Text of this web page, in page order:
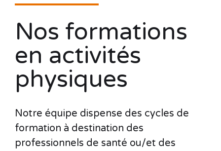
Nos formations
en activités
physiques
Notre équipe dispense des cycles de
formation à destination des
professionnels de santé ou/et des